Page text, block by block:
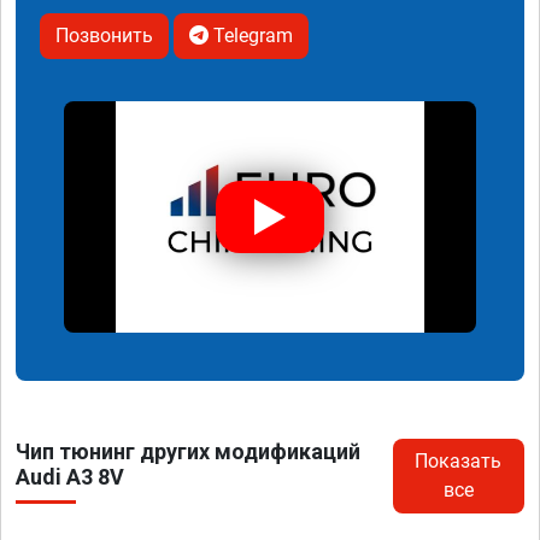
Позвонить Telegram
Чип тюнинг других модификаций
Audi A3 8V
Показать
все